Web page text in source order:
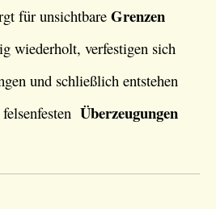
für unsichtbare Grenzen
wiederholt, verfestigen sich
und schließlich entstehen
Überzeugungen